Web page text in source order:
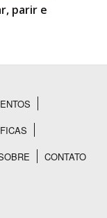
parir e
CONTATO